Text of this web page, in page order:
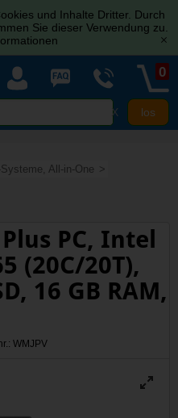
und Inhalte Dritter. Durch
Sie dieser Verwendung zu.
[x]
X
0
Systeme, All-in-One
Plus PC, Intel
(20C/20T),
16 GB RAM,
WMJPV